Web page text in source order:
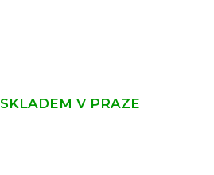
SKLADEM V PRAZE